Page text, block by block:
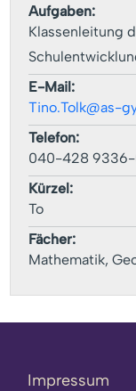
Aufgaben:
Klassenleitung
E-Mail:
Tino.Tolk@as-
Telefon:
040-428
Kürzel:
To
Fächer:
Mathematik,
Impressum